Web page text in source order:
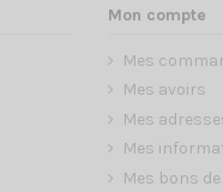
Mon compte
Mes
Mes avoirs
Mes
Mes
Mes bons